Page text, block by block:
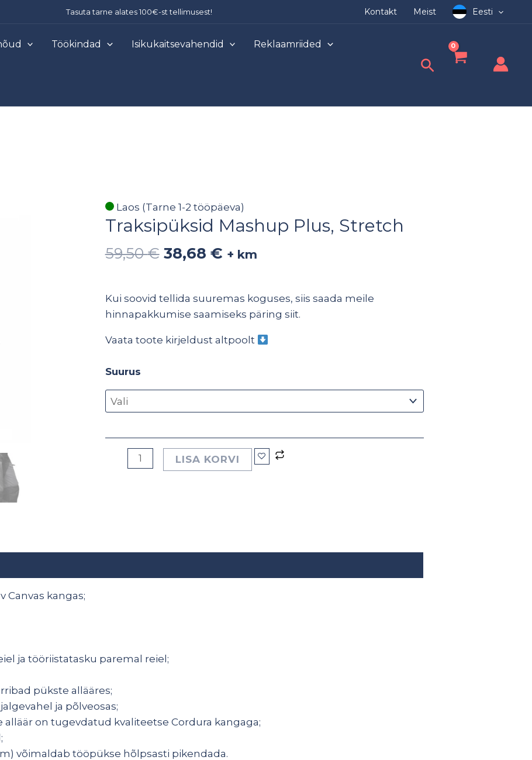
Tasuta tarne alates 100€-st tellimusest! Kontakt Meist Eesti
Töökindad Isikukaitsevahendid Reklaamriided
Search
Laos (Tarne 1-2 tööpäeva)
Traksipüksid Mashup Plus, Stretch
59,50€
Algne
hind
59,50 €.
38,68 €
Praegune
hind
38,68 €.
+ km
Kui soovid tellida suuremas koguses, siis saada meile
hinnapakkumise saamiseks päring siit.
Vaata toote kirjeldust altpoolt
Suurus
Traksipüksid
Mashup
Stretch
LISA KORVI
Canvas kangas;
ja tööriistatasku paremal reiel;
pükste allääres;
ja põlveosas;
on tugevdatud kvaliteetse Cordura kangaga;
võimaldab tööpükse hõlpsasti pikendada.